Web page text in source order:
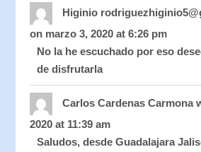
Higinio
on marzo 3, 2020 at 6:26 pm
No la he escuchado por eso
de disfrutarla
Carlos Cardenas Carmona
2020 at 11:39 am
Saludos, desde Guadalajara